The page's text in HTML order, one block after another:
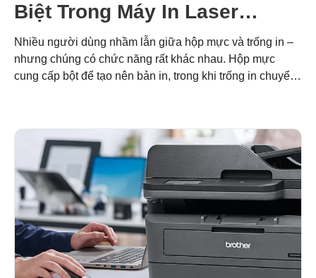
Biệt Trong Máy In Laser
Brother
Nhiều người dùng nhầm lẫn giữa hộp mực và trống in –
nhưng chúng có chức năng rất khác nhau. Hộp mực
cung cấp bột để tạo nên bản in, trong khi trống in chuyển
hỗ trợ in ấn bền vững với hệ thống mô-đun của Brother.